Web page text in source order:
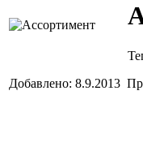
Добавлено: 8.9.2013